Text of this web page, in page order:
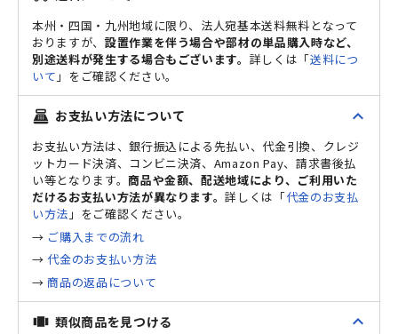
本州・四国・九州地域に限り、法人宛基本送料無料となって
おりますが、 設置作業を伴う場合や部材の単品購入時など、
別途送料が発生する場合もございます。 詳しくは「送料につ
いて 」をご確認ください。
point_of_sale お支払い方法について expand_less
お支払い方法は、銀行振込による先払い、代金引換、クレジ
ットカード決済、コンビニ決済、Amazon Pay、請求書後払
い等となります。商品や金額、配送地域により、ご利用いた
だけるお支払い方法が異なります。詳しくは「代金のお支払
い方法 」をご確認ください。
→ ご購入までの流れ
→代金のお支払い方法
→ 商品の返品について
view_carousel 類似商品を見つける expand_less